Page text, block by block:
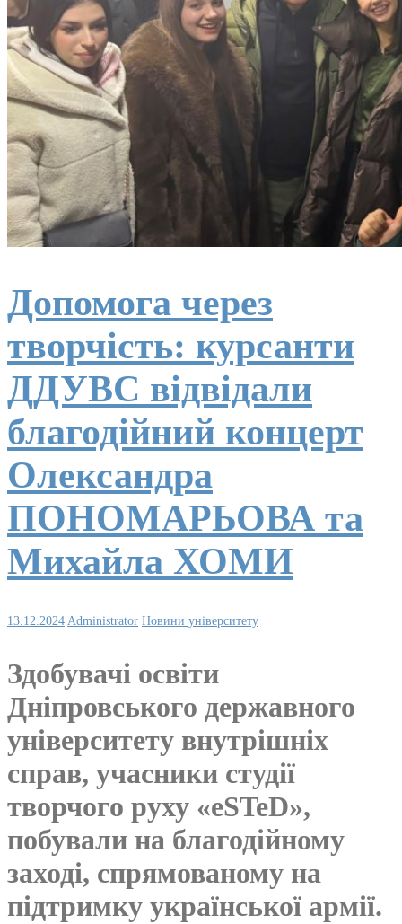
Допомога через
творчість: курсанти
ДДУВС відвідали
благодійний концерт
Олександра
ПОНОМАРЬОВА та
Михайла ХОМИ
13.12.2024 Administrator Новини університету
Здобувачі освіти
Дніпровського державного
університету внутрішніх
справ, учасники студії
творчого руху «eSTeD»,
побували на благодійному
заході, спрямованому на
підтримку української армії.